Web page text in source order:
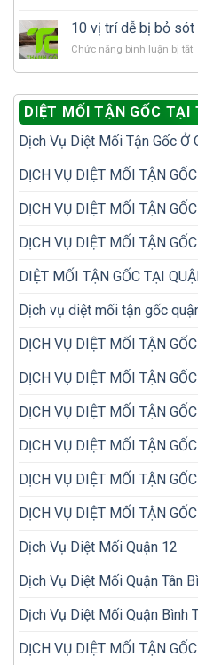
10 vị trí dễ bị bỏ sót
Chức năng bình luận bị tắtở
DIỆT MỐI TẬN GỐC TẠI
Dịch Vụ Diệt Mối Tận Gốc Ở
DỊCH VỤ DIỆT MỐI TẬN
DỊCH VỤ DIỆT MỐI TẬN
DỊCH VỤ DIỆT MỐI TẬN
DIỆT MỐI TẬN GỐC TẠI
Dịch vụ diệt mối tận gốc
DỊCH VỤ DIỆT MỐI TẬN
DỊCH VỤ DIỆT MỐI TẬN
DỊCH VỤ DIỆT MỐI TẬN
DỊCH VỤ DIỆT MỐI TẬN
DỊCH VỤ DIỆT MỐI TẬN
DỊCH VỤ DIỆT MỐI TẬN
Dịch Vụ Diệt Mối Quận 12
Dịch Vụ Diệt Mối Quận Tân
Dịch Vụ Diệt Mối Quận Bình
DỊCH VỤ DIỆT MỐI TẬN